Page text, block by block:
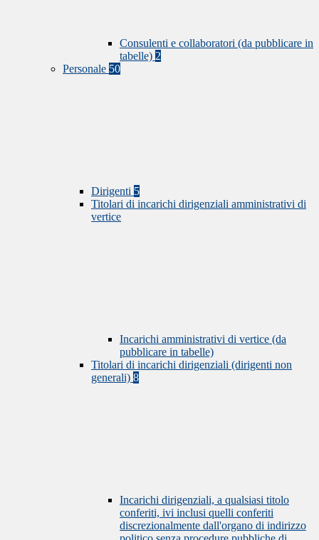
Consulenti e collaboratori (da pubblicare in
tabelle) 2
Personale 50
Dirigenti 5
Titolari di incarichi dirigenziali amministrativi di
vertice
Incarichi amministrativi di vertice (da
pubblicare in tabelle)
Titolari di incarichi dirigenziali (dirigenti non
generali) 8
Incarichi dirigenziali, a qualsiasi titolo
conferiti, ivi inclusi quelli conferiti
discrezionalmente dall'organo di indirizzo